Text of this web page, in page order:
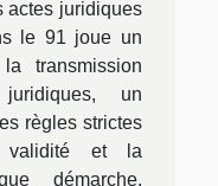
actes juridiques
le 91 joue un
transmission
un
règles strictes
et la
démarche.